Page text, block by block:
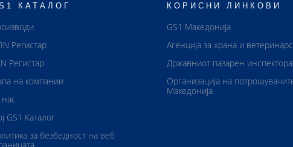
КАТАЛОГ
Регистар
Регистар
на компании
GS1 Каталог
за безбедност на веб
КОРИСНИ ЛИНКОВИ
GS1 Македонија
Агенција за храна и
Државниот пазарен
Организација на
Македонија